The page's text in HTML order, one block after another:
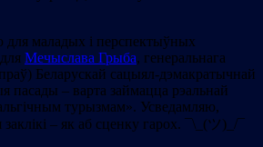
для маладых і перспектыўных
Мечыслава Грыба, генеральнага
Беларускай сацыял-дэмакратычнай
пасады – варта займацца рэальнай
турызмам». Усведамляю,
– як аб сценку гарох. ¯\_(ツ)_/¯